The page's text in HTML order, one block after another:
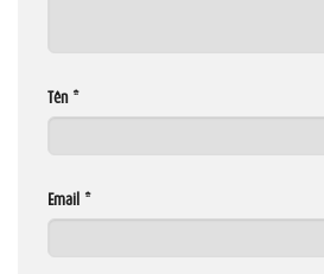
Tên *
Email *